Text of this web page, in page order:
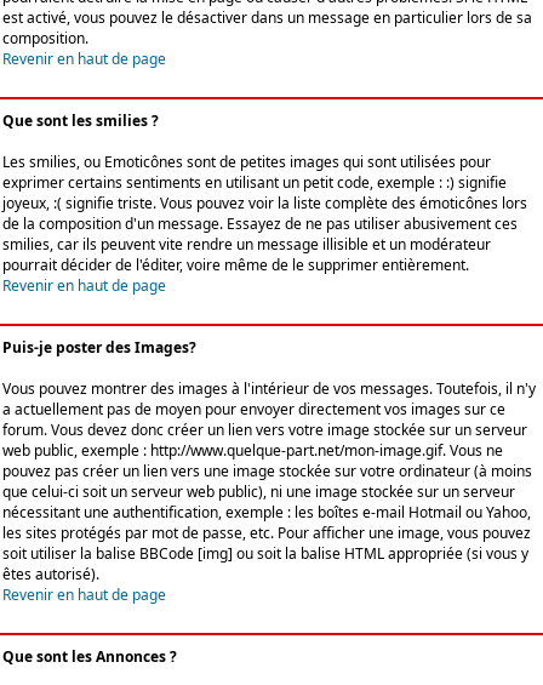
est activé, vous pouvez le désactiver dans un message en particulier lors de sa
composition.
Revenir en haut de page
Que sont les smilies ?
Les smilies, ou Emoticônes sont de petites images qui sont utilisées pour
exprimer certains sentiments en utilisant un petit code, exemple : :) signifie
joyeux, :( signifie triste. Vous pouvez voir la liste complète des émoticônes lors
de la composition d'un message. Essayez de ne pas utiliser abusivement ces
smilies, car ils peuvent vite rendre un message illisible et un modérateur
pourrait décider de l'éditer, voire même de le supprimer entièrement.
Revenir en haut de page
Puis-je poster des Images?
Vous pouvez montrer des images à l'intérieur de vos messages. Toutefois, il n'y
a actuellement pas de moyen pour envoyer directement vos images sur ce
forum. Vous devez donc créer un lien vers votre image stockée sur un serveur
web public, exemple : http://www.quelque-part.net/mon-image.gif. Vous ne
pouvez pas créer un lien vers une image stockée sur votre ordinateur (à moins
que celui-ci soit un serveur web public), ni une image stockée sur un serveur
nécessitant une authentification, exemple : les boîtes e-mail Hotmail ou Yahoo,
les sites protégés par mot de passe, etc. Pour afficher une image, vous pouvez
soit utiliser la balise BBCode [img] ou soit la balise HTML appropriée (si vous y
êtes autorisé).
Revenir en haut de page
Que sont les Annonces ?